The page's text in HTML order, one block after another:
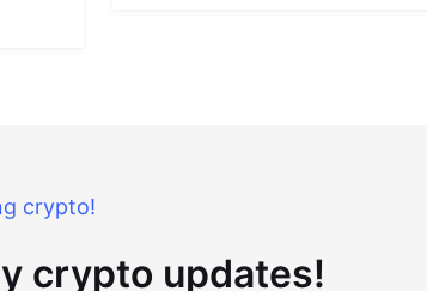
crypto!
crypto updates!